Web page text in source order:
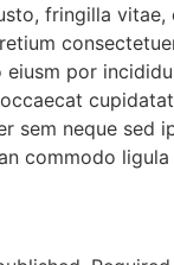
fringilla
por
sem neque sed
commodo